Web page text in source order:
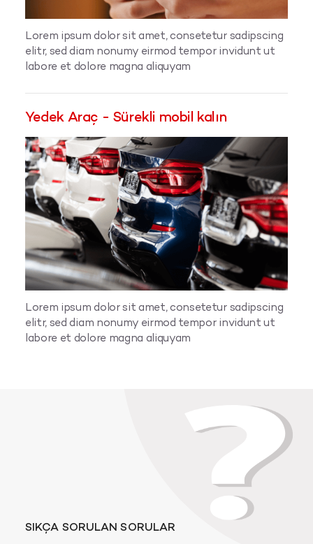
Lorem ipsum dolor sit amet, consetetur sadipscing
elitr, sed diam nonumy eirmod tempor invidunt ut
labore et dolore magna aliquyam
Yedek Araç - Sürekli mobil kalın
Lorem ipsum dolor sit amet, consetetur sadipscing
elitr, sed diam nonumy eirmod tempor invidunt ut
labore et dolore magna aliquyam
SIKÇA SORULAN SORULAR